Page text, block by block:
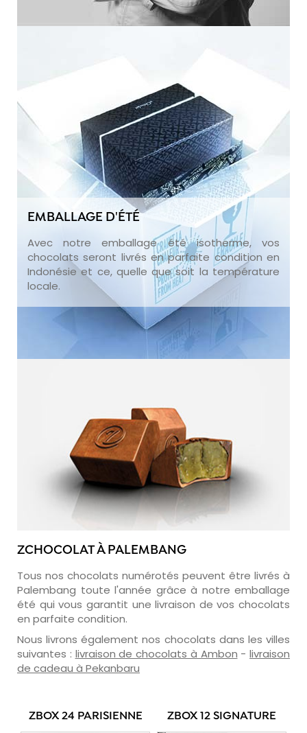
EMBALLAGE D'ÉTÉ
Avec notre emballage été isotherme, vos
chocolats seront livrés en parfaite condition en
Indonésie et ce, quelle que soit la température
locale.
ZCHOCOLAT À PALEMBANG
Tous nos chocolats numérotés peuvent être livrés à
Palembang toute l'année grâce à notre emballage
été qui vous garantit une livraison de vos chocolats
en parfaite condition.
Nous livrons également nos chocolats dans les villes
suivantes : livraison de chocolats à Ambon - livraison
de cadeau à Pekanbaru
ZBOX 24 PARISIENNE ZBOX 12 SIGNATURE